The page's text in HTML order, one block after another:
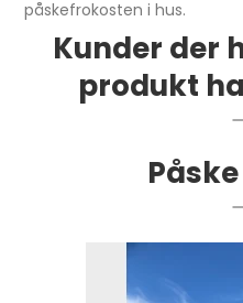
påskefrokosten i hus.
Kunder der
produkt